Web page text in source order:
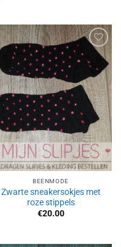
Aan
verlanglijst
toevoegen
BEENMODE
Zwarte sneakersokjes met
roze stippels
€20.00